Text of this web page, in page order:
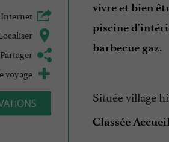
Partager
voyage
vivre et bien
piscine
barbecue gaz.
Située village
Classée